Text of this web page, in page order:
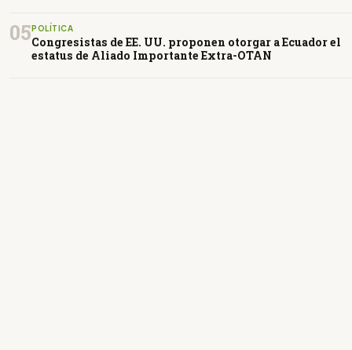
05POLÍTICA
Congresistas de EE. UU. proponen otorgar a Ecuador el
estatus de Aliado Importante Extra-OTAN